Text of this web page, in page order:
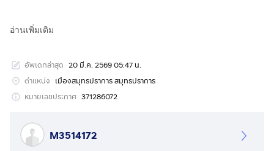
📍 ซ.ศรีด่าน 19 ถนน ศรีนครินทร์
❄️ ห้องแอร์ + เฟอร์ 👉 3,200 บาท/เดือน
อ่านเพิ่มเติม
อัพเดทล่าสุด 20 มี.ค. 2569 05:47 น.
ตำแหน่ง เมืองสมุทรปราการ สมุทรปราการ
หมายเลขประกาศ 371286072
M3514172